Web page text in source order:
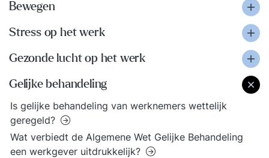
Bewegen
Stress op het werk
Gezonde lucht op het werk
Gelijke behandeling
Is gelijke behandeling van werknemers wettelijk
geregeld?
Wat verbiedt de Algemene Wet Gelijke Behandeling
een werkgever uitdrukkelijk?